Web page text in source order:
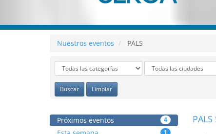
Nuestros eventos PALS
Buscar Limpiar
Próximos eventos 4
1